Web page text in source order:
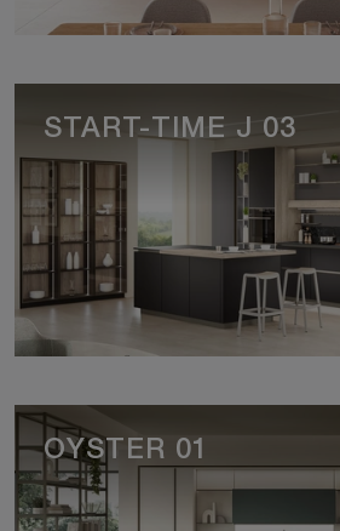
START-TIME J 03
OYSTER 01